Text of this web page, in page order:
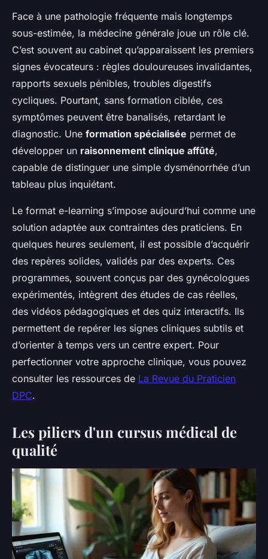
Face à une pathologie fréquente mais longtemps
sous-estimée, la médecine générale joue un rôle clé.
C’est souvent au cabinet qu’apparaissent les premiers
signes évocateurs : règles douloureuses invalidantes,
rapports sexuels pénibles, troubles digestifs
cycliques. Pourtant, sans formation ciblée, ces
symptômes peuvent être banalisés, retardant le
diagnostic. Une formation spécialisée permet de
développer un raisonnement clinique affûté,
capable de distinguer une simple dysménorrhée d’un
tableau plus inquiétant.
Le format e-learning s’impose aujourd’hui comme une
solution adaptée aux contraintes des praticiens. En
quelques heures seulement, il est possible d’acquérir
des repères solides, validés par des experts. Ces
programmes, souvent conçus par des gynécologues
expérimentés, intègrent des études de cas réelles,
des vidéos pédagogiques et des quiz interactifs. Ils
permettent de repérer les signes cliniques subtils et
d’orienter à temps vers un centre expert. Pour
perfectionner votre approche clinique, vous pouvez
consulter les ressources de La Revue du Praticien
DPC.
Les piliers d'un cursus médical de
qualité